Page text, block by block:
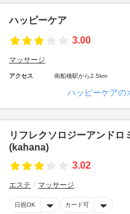
ハッピーケア
3.00
マッサージ
アクセス 南船橋駅から2.5km
ハッピーケアの
リフレクソロジーアンドロ
(kahana)
3.02
エステ マッサージ
日祝OK カード可